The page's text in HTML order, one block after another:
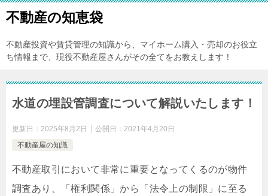
不動産の知恵袋
不動産投資や賃貸管理の知識から、マイホーム購入・売却のお役立
ち情報まで、現役不動産屋さんがその全てをお教えします！
水道の埋設管調査について解説いたします！
更新日： 2025年8月2日 公開日： 2021年4月20日
不動産屋の知識
不動産取引において非常に重要となってくるのが物件
調査あり、「権利関係」から「法令上の制限」に至る